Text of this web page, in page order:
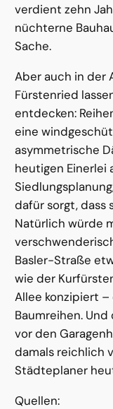
verdient zehn
nüchterne
Sache.
Aber auch in der
Fürstenried
entdecken:
eine
asymmetrische
heutigen Einerlei
dafür sorgt, dass
Natürlich würde
Basler-Straße
wie der
Allee konzipiert
Baumreihen.
vor den
damals reichlich
Städteplaner
Quellen: